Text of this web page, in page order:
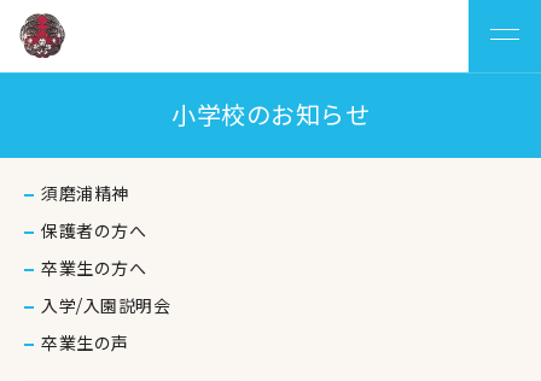
小学校のお知らせ
須磨浦精神
保護者の方へ
卒業生の方へ
入学/入園説明会
卒業生の声